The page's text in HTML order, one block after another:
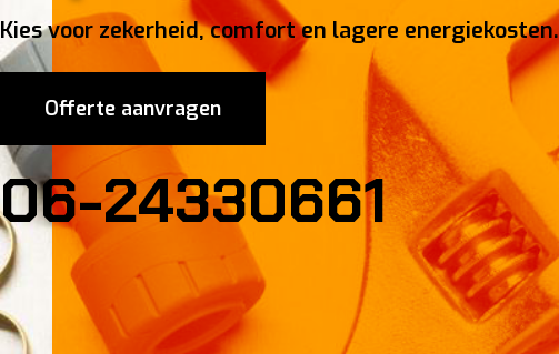
Kies voor zekerheid, comfort en lagere energiekosten.
Offerte aanvragen
06-24330661